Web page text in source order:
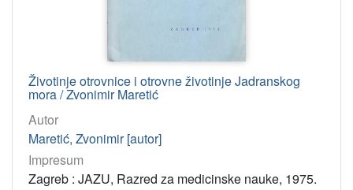
Životinje otrovnice i otrovne životinje Jadranskog
mora / Zvonimir Maretić
Autor
Maretić, Zvonimir [autor]
Impresum
Zagreb : JAZU, Razred za medicinske nauke, 1975.